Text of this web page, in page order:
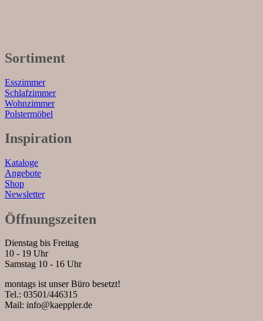
Sortiment
Esszimmer
Schlafzimmer
Wohnzimmer
Polstermöbel
Inspiration
Kataloge
Angebote
Shop
Newsletter
Öffnungszeiten
Dienstag bis Freitag
10 - 19 Uhr
Samstag 10 - 16 Uhr
montags ist unser Büro besetzt!
Tel.: 03501/446315
Mail: info@kaeppler.de